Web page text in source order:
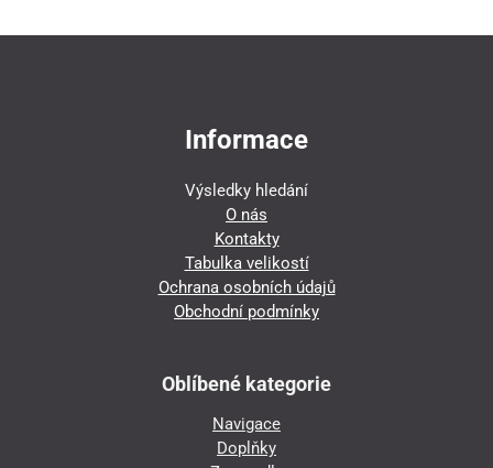
Informace
Výsledky hledání
O nás
Kontakty
Tabulka velikostí
Ochrana osobních údajů
Obchodní podmínky
Oblíbené kategorie
Navigace
Doplňky